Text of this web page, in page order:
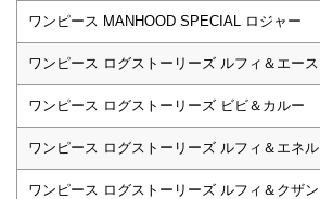
ワンピース MANHOOD SPECIAL ロジャー
ワンピース ログストーリーズ ルフィ＆エース
ワンピース ログストーリーズ ビビ＆カルー
ワンピース ログストーリーズ ルフィ＆エネル
ワンピース ログストーリーズ ルフィ＆クザン